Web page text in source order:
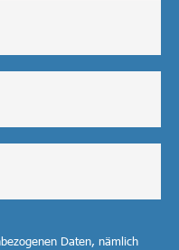
Daten, nämlich